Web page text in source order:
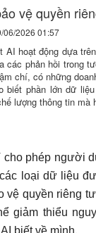
vệ quyền
06/2026 01:57
AI hoạt động dựa
các phản hồi trong
chí, có những
biết phần lớn dữ
lượng thông tin mà
cho phép người
loại dữ liệu
vệ quyền riêng
giảm thiểu
biết về mình.